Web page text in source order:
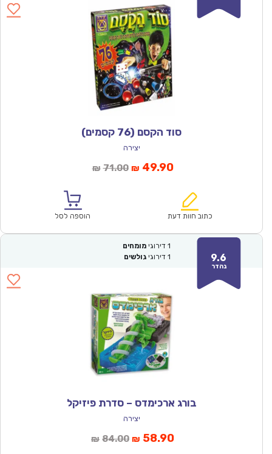
סוד הקסם (76 קסמים)
יצירה
₪ 71.00המחיר
₪71.00.
₪ 49.90המחיר
הוא:
כתוב חוות דעת הוספה לסל
9.6
נהדר
1 דירוגי מומחים
1 דירוגי גולשים
בורג ארכימדס – סדרת פיזיקל
יצירה
₪ 84.00המחיר
₪ 58.90המחיר